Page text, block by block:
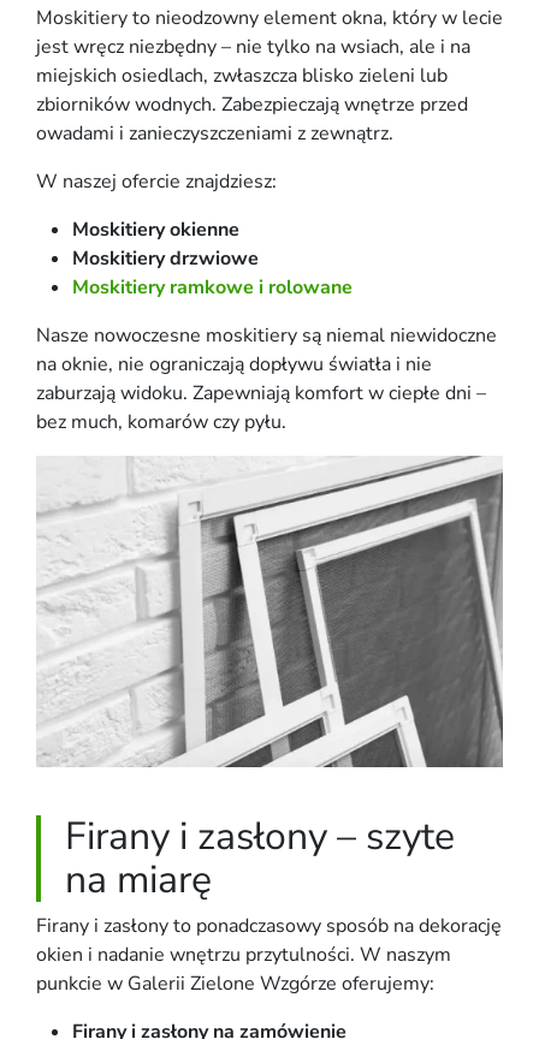
Moskitiery to nieodzowny element okna, który w lecie
jest wręcz niezbędny – nie tylko na wsiach, ale i na
miejskich osiedlach, zwłaszcza blisko zieleni lub
zbiorników wodnych. Zabezpieczają wnętrze przed
owadami i zanieczyszczeniami z zewnątrz.
W naszej ofercie znajdziesz:
Moskitiery okienne
Moskitiery drzwiowe
Moskitiery ramkowe i rolowane
Nasze nowoczesne moskitiery są niemal niewidoczne
na oknie, nie ograniczają dopływu światła i nie
zaburzają widoku. Zapewniają komfort w ciepłe dni –
bez much, komarów czy pyłu.
Firany i zasłony – szyte
na miarę
Firany i zasłony to ponadczasowy sposób na dekorację
okien i nadanie wnętrzu przytulności. W naszym
punkcie w Galerii Zielone Wzgórze oferujemy:
Firany i zasłony na zamówienie